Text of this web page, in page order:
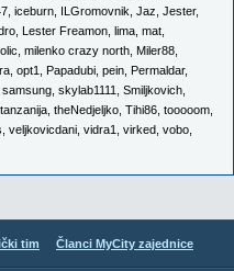
iceburn ILGromovnik Jaz Jester,
Lester Freamon lima mat
milenko crazy north Miler88
opt1 Papadubi pein Permaldar,
samsung skylab1111 Smiljkovich
tanzanija theNedjeljko Tihi86 tooooom
veljkovicdani vidra1 virked vobo
tim Članci MyCity zajednice